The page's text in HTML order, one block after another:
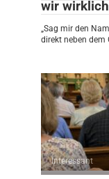
wir
„Sag mir den
direkt neben dem
Interessant